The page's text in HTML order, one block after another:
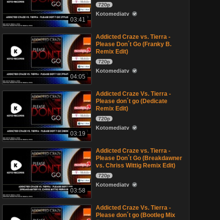
03:41
720p
Kotomediatv
04:05
Addicted Craze vs. Tierra -
Please Don´t Go (Franky B.
Remix Edit)
720p
Kotomediatv
03:19
Addicted Craze Vs. Tierra -
Please don´t go (Dedicate
Remix Edit)
720p
Kotomediatv
03:58
Addicted Craze vs. Tierra -
Please Don´t Go (Breakdawner
vs. Chriss Wittig Remix Edit)
720p
Kotomediatv
Addicted Craze Vs. Tierra -
Please don´t go (Bootleg Mix